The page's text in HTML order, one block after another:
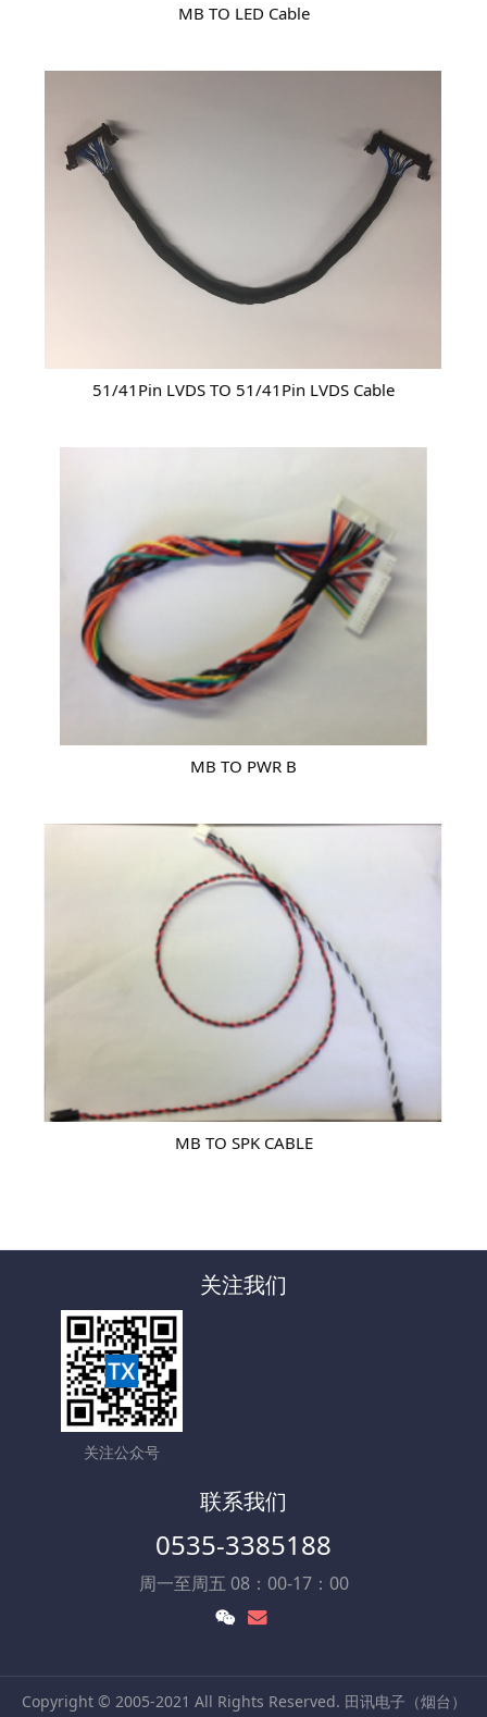
MB TO LED Cable
51/41Pin LVDS TO 51/41Pin LVDS Cable
MB TO PWR B
MB TO SPK CABLE
关注我们
关注公众号
联系我们
0535-3385188
周一至周五 08：00-17：00
Copyright © 2005-2021 All Rights Reserved. 田讯电子（烟台）